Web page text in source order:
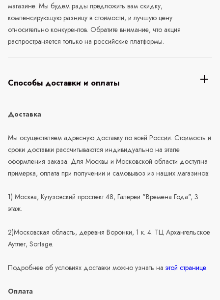
магазине. Мы будем рады предложить вам скидку,
компенсирующую разницу в стоимости, и лучшую цену
относительно конкурентов. Обратите внимание, что акция
распространяется только на российские платформы.
Способы доставки и оплаты
Доставка
Мы осуществляем адресную доставку по всей России. Стоимость и
сроки доставки рассчитываются индивидуально на этапе
оформления заказа. Для Москвы и Московской области доступна
примерка, оплата при получении и самовывоз из наших магазинов:
1) Москва, Кутузовский проспект 48, Галереи "Времена Года", 3
этаж.
2)Московская область, деревня Воронки, 1 к. 4. ТЦ Архангельское
Аутлет, Sortage.
Подробнее об условиях доставки можно узнать на этой странице.
Оплата